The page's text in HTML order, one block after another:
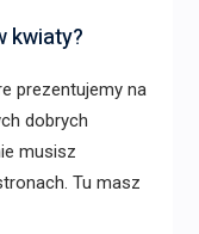
kwiaty?
prezentujemy na
dobrych
musisz
Tu masz